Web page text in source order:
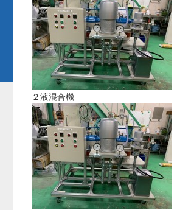
２液混合機